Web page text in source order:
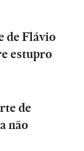
de Flávio
estupro
de
não